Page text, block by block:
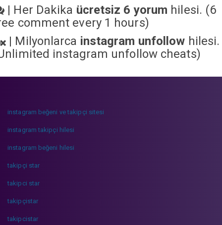
| Her Dakika ücretsiz 6 yorum hilesi. (6
comment every 1 hours)
| Milyonlarca instagram unfollow hilesi.
instagram unfollow cheats)
instagram beğeni ve takipçi sitesi
instagram takipçi hilesi
instagram beğeni hilesi
takipçi star
takipci star
takipçistar
takipcistar